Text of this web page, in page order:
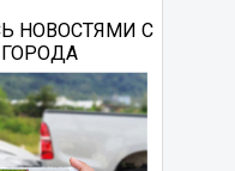
НОВОСТЯМИ С